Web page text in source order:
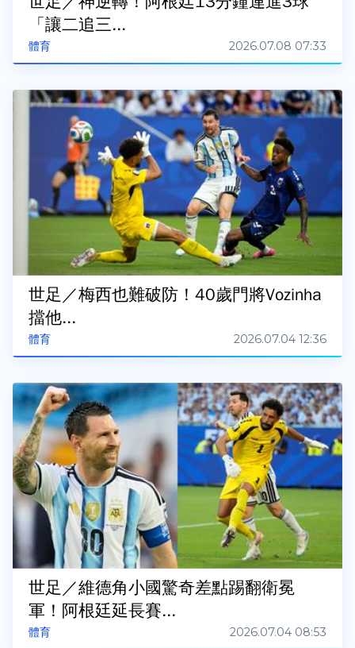
體育
「讓二追三...
2026.07.08 07:33
體育
世足／梅西也難破防！40歲門將Vozinha
擋他...
2026.07.04 12:36
體育
世足／維德角小國驚奇差點踢翻衛冕
軍！阿根廷延長賽...
2026.07.04 08:53